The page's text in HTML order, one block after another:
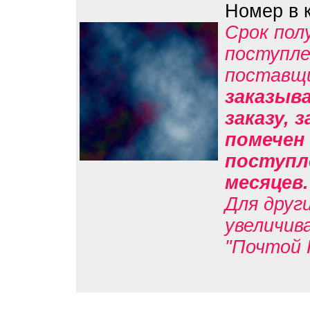
Номер в
Срок
заказу,
помечен
Для
"Почтой